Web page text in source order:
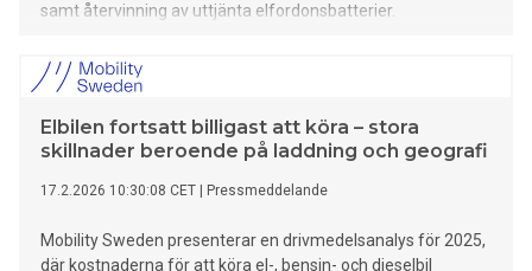
samt återvinning av uttjänta elfordonsbatterier.
Elbilen fortsatt billigast att köra – stora
skillnader beroende på laddning och geografi
17.2.2026 10:30:08 CET Pressmeddelande
Mobility Sweden presenterar en drivmedelsanalys för 2025,
där kostnaderna för att köra el-, bensin- och dieselbil